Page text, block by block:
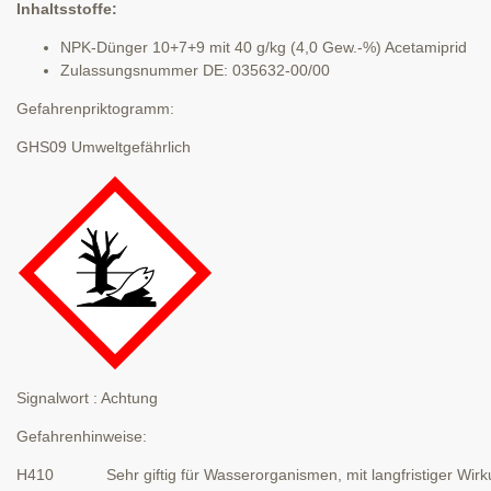
Inhaltsstoffe:
NPK-Dünger 10+7+9 mit 40 g/kg (4,0 Gew.-%) Acetamiprid
Zulassungsnummer DE: 035632-00/00
Gefahrenpriktogramm:
GHS09 Umweltgefährlich
Signalwort : Achtung
Gefahrenhinweise:
H410 Sehr giftig für Wasserorganismen, mit langfristiger